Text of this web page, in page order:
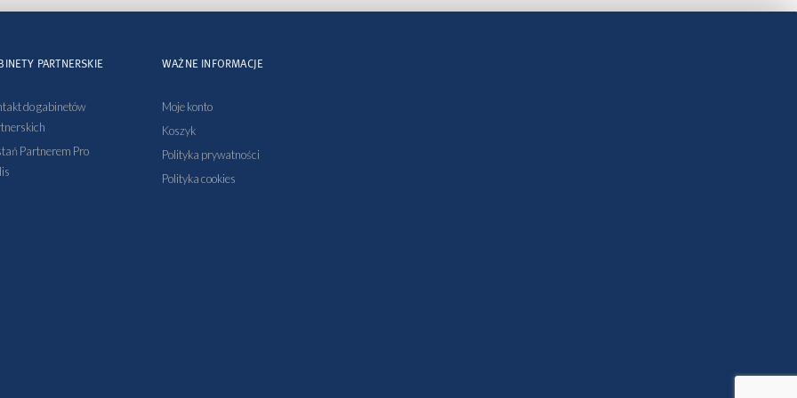
PARTNERSKIE
do gabinetów
Partnerem Pro
WAŻNE INFORMACJE
Moje konto
Koszyk
Polityka prywatności
Polityka cookies